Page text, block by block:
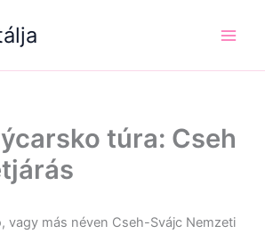
túra: Cseh
vagy más néven Cseh-Svájc Nemzeti